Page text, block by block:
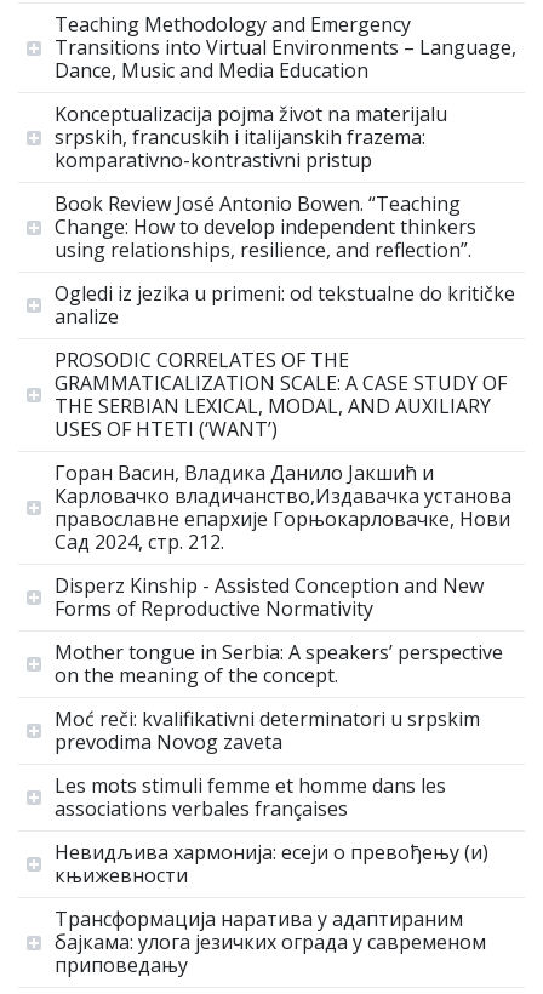
Teaching Methodology and Emergency
Transitions into Virtual Environments – Language,
Dance, Music and Media Education
Konceptualizacija pojma život na materijalu
srpskih, francuskih i italijanskih frazema:
komparativno-kontrastivni pristup
Book Review José Antonio Bowen. “Teaching
Change: How to develop independent thinkers
using relationships, resilience, and reflection”.
Ogledi iz jezika u primeni: od tekstualne do kritičke
analize
PROSODIC CORRELATES OF THE
GRAMMATICALIZATION SCALE: A CASE STUDY OF
THE SERBIAN LEXICAL, MODAL, AND AUXILIARY
USES OF HTETI (‘WANT’)
Горан Васин, Владика Данило Јакшић и
Карловачко владичанство,Издавачка установа
православне епархије Горњокарловачке, Нови
Сад 2024, стр. 212.
Disperz Kinship - Assisted Conception and New
Forms of Reproductive Normativity
Mother tongue in Serbia: A speakers’ perspective
on the meaning of the concept.
Moć reči: kvalifikativni determinatori u srpskim
prevodima Novog zaveta
Les mots stimuli femme et homme dans les
associations verbales françaises
Невидљива хармонија: есеји о превођењу (и)
књижевности
Трансформација наратива у адаптираним
бајкама: улога језичких ограда у савременом
приповедању